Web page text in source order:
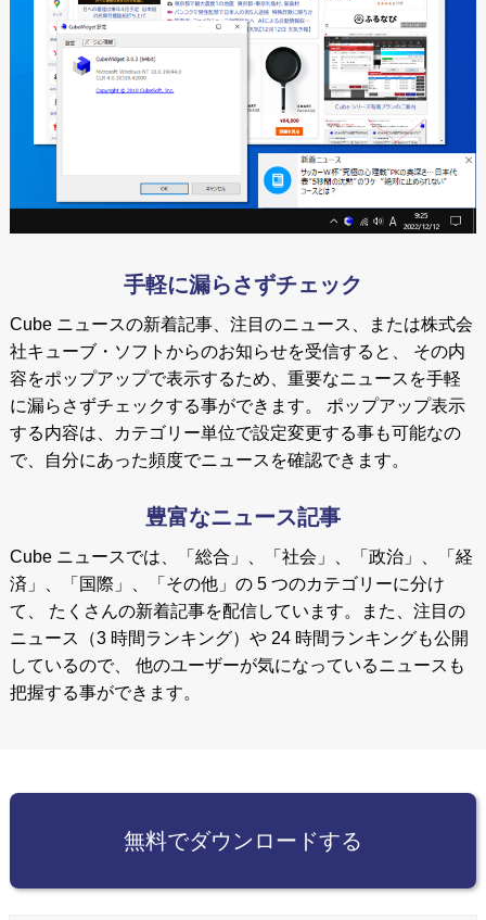
手軽に漏らさずチェック
Cube ニュースの新着記事、注目のニュース、または株式会
社キューブ・ソフトからのお知らせを受信すると、 その内
容をポップアップで表示するため、重要なニュースを手軽
に漏らさずチェックする事ができます。 ポップアップ表示
する内容は、カテゴリー単位で設定変更する事も可能なの
で、自分にあった頻度でニュースを確認できます。
豊富なニュース記事
Cube ニュースでは、「総合」、「社会」、「政治」、「経
済」、「国際」、「その他」の 5 つのカテゴリーに分け
て、 たくさんの新着記事を配信しています。また、注目の
ニュース（3 時間ランキング）や 24 時間ランキングも公開
しているので、 他のユーザーが気になっているニュースも
把握する事ができます。
無料でダウンロードする